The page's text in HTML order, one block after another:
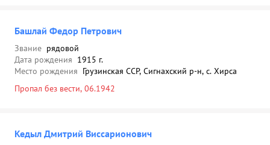
Башлай Федор Петрович
Звание рядовой
Дата рождения 1915 г.
Место рождения Грузинская ССР, Сигнахский р-н, с. Хирса
Пропал без вести, 06.1942
Кедыл Дмитрий Виссарионович